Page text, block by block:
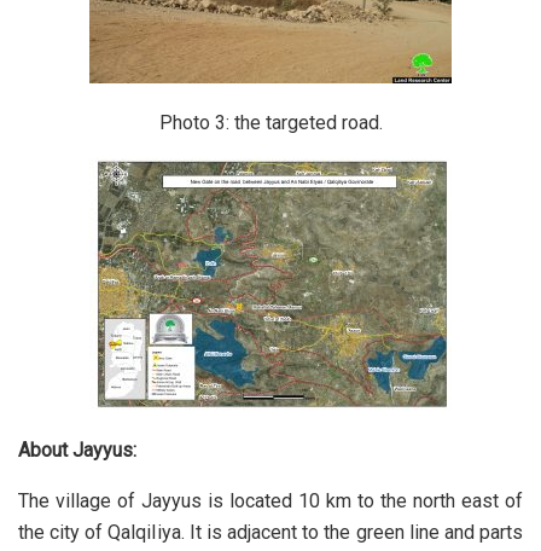
Photo 3: the targeted road.
About Jayyus:
The village of Jayyus is located 10 km to the north east of
the city of Qalqiliya. It is adjacent to the green line and parts